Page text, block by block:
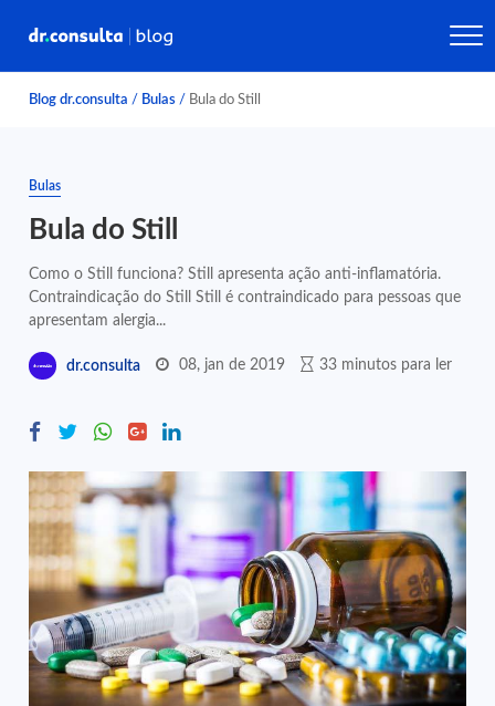
Blog dr.consulta / Bulas / Bula do Still
Bulas
Bula do Still
Como o Still funciona? Still apresenta ação anti-inflamatória.
Contraindicação do Still Still é contraindicado para pessoas que
apresentam alergia...
dr.consulta 08, jan de 2019 33 minutos para ler